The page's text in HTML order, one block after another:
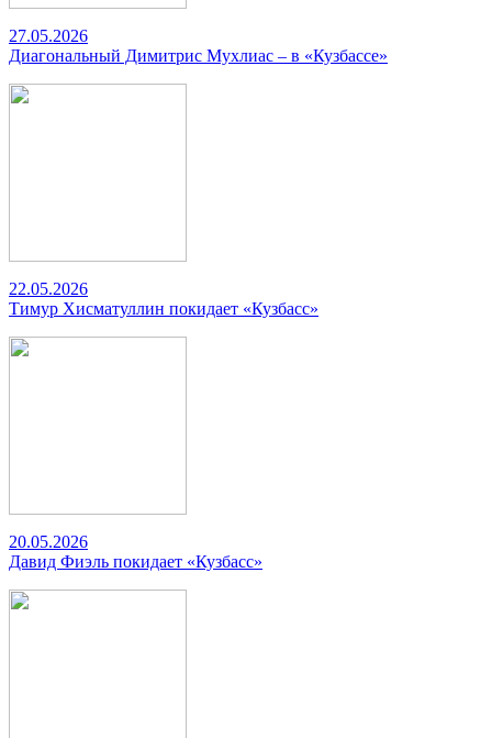
27.05.2026
Диагональный Димитрис Мухлиас – в «Кузбассе»
22.05.2026
Тимур Хисматуллин покидает «Кузбасс»
20.05.2026
Давид Фиэль покидает «Кузбасс»